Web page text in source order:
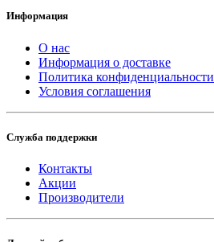
Информация
О нас
Информация о доставке
Политика конфиденциальности
Условия соглашения
Служба поддержки
Контакты
Акции
Производители